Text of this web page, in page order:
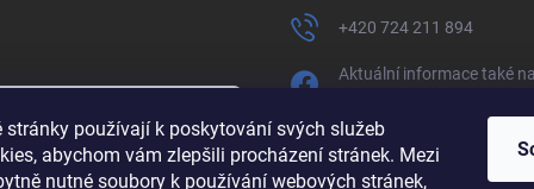
stránky používají k poskytování svých služeb
abychom vám zlepšili procházení stránek. Mezi
nutné soubory k používání webových stránek,
údajů
+420 724 211 894
Aktuální informace také na
/brokathedva